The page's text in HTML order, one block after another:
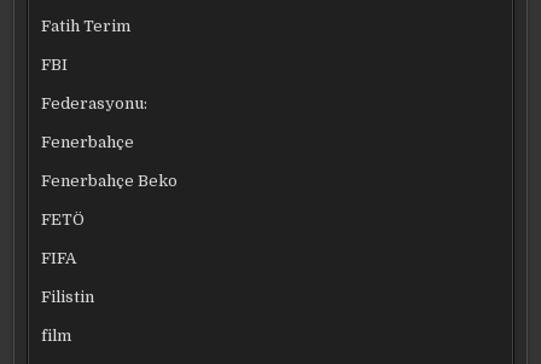
Fatih Terim
FBI
Federasyonu:
Fenerbahçe
Fenerbahçe Beko
FETÖ
FIFA
Filistin
film